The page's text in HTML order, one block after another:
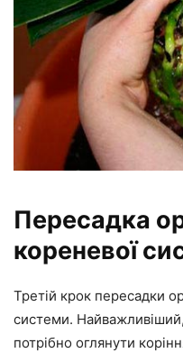
Пересадка
кореневої
Третій крок пересадки
системи.
потрібно оглянути